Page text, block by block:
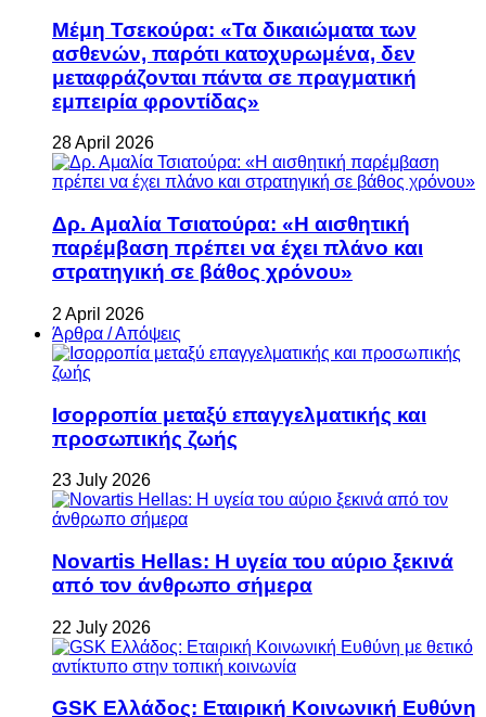
Μέμη Τσεκούρα: «Τα δικαιώματα των
ασθενών, παρότι κατοχυρωμένα, δεν
μεταφράζονται πάντα σε πραγματική
εμπειρία φροντίδας»
28 April 2026
Δρ. Αμαλία Τσιατούρα: «Η αισθητική
παρέμβαση πρέπει να έχει πλάνο και
στρατηγική σε βάθος χρόνου»
2 April 2026
Άρθρα / Απόψεις
Ισορροπία μεταξύ επαγγελματικής και
προσωπικής ζωής
23 July 2026
Novartis Hellas: Η υγεία του αύριο ξεκινά
από τον άνθρωπο σήμερα
22 July 2026
GSK Ελλάδος: Εταιρική Κοινωνική Ευθύνη